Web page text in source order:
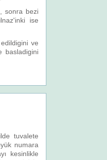
sonra bezi
ise
ve
basladigini
tuvalete
numara
kesinlikle